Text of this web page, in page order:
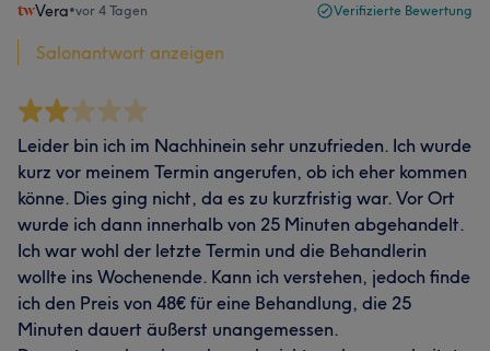
Vera•vor 4 Tagen Verifizierte Bewertung
Salonantwort anzeigen
Leider bin ich im Nachhinein sehr unzufrieden. Ich wurde
kurz vor meinem Termin angerufen, ob ich eher kommen
könne. Dies ging nicht, da es zu kurzfristig war. Vor Ort
wurde ich dann innerhalb von 25 Minuten abgehandelt.
Ich war wohl der letzte Termin und die Behandlerin
wollte ins Wochenende. Kann ich verstehen, jedoch finde
ich den Preis von 48€ für eine Behandlung, die 25
Minuten dauert äußerst unangemessen.